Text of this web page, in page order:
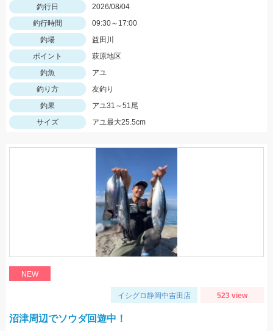
釣行日
2026/08/04
釣行時間
09:30～17:00
釣場
益田川
ポイント
萩原地区
釣魚
アユ
釣り方
友釣り
釣果
アユ31～51尾
サイズ
アユ最大25.5cm
NEW
イシグロ静岡中吉田店 523 view
沼津周辺でソウダ回遊中！